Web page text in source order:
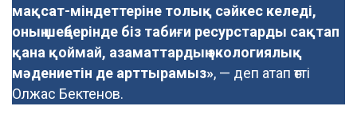
мақсат-міндеттеріне толық сәйкес келеді,
оның шеңберінде біз табиғи ресурстарды сақтап
қана қоймай, азаматтардың экологиялық
мәдениетін де арттырамыз», — деп атап өтті
Олжас Бектенов.